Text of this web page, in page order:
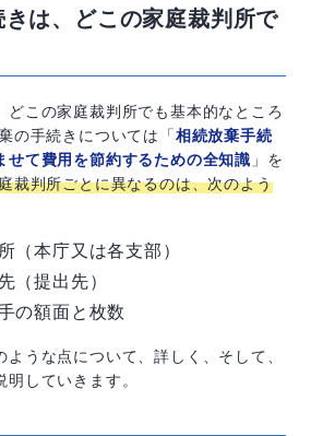
は、どこの家庭裁判所で
どこの家庭裁判所でも基本的なところ
の手続きについては「相続放棄手続
せて費用を節約するための全知識 」を
裁判所ごとに異なるのは、次のよう
（本庁又は各支部）
（提出先）
の額面と枚数
うな点について、詳しく、そして、
していきます。